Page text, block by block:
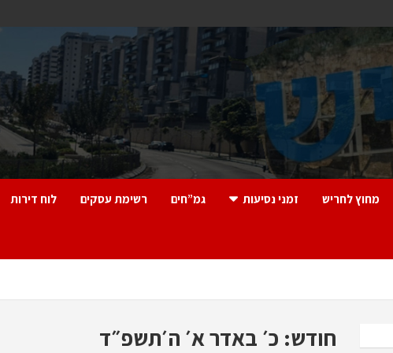
מחוץ לחריש זמני נסיעות גמ”חים רשימת עסקים לוח דירות
חודש: כ׳ באדר א׳ ה׳תשפ״ד